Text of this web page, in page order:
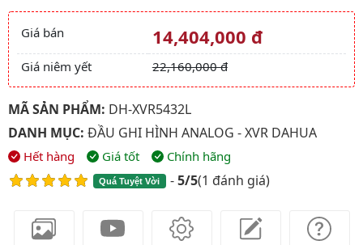
Giá và khuyến mãi
Giá bán 14,404,000 đ
Giá niêm yết 22,160,000 đ
MÃ SẢN PHẨM: DH-XVR5432L
DANH MỤC: ĐẦU GHI HÌNH ANALOG - XVR DAHUA
Hết hàng Giá tốt Chính hãng
Quá Tuyệt Vời -5/5(1 đánh giá)